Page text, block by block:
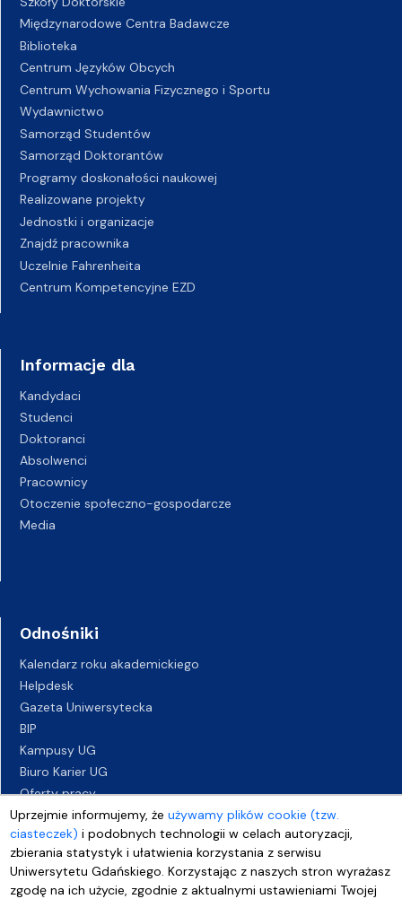
Uprzejmie informujemy, żeużywamy plików cookie (tzw.
ciasteczek) i podobnych technologii w celach autoryzacji,
zbierania statystyk i ułatwienia korzystania z serwisu
Uniwersytetu Gdańskiego. Korzystając z naszych stron wyrażasz
zgodę na ich użycie, zgodnie z aktualnymi ustawieniami Twojej
Międzynarodowe Centra Badawcze
Biblioteka
Centrum Języków Obcych
Centrum Wychowania Fizycznego i Sportu
Wydawnictwo
Samorząd Studentów
Samorząd Doktorantów
Programy doskonałości naukowej
Realizowane projekty
Jednostki i organizacje
Znajdź pracownika
Uczelnie Fahrenheita
Centrum Kompetencyjne EZD
Informacje dla
Kandydaci
Studenci
Doktoranci
Absolwenci
Pracownicy
Otoczenie społeczno-gospodarcze
Media
Odnośniki
Kalendarz roku akademickiego
Helpdesk
Gazeta Uniwersytecka
BIP
Kampusy UG
Biuro Karier UG
Oferty pracy
Deklaracja dostępności